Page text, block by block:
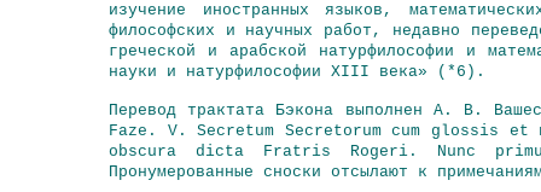
изучение иностранных языков,
философских и научных работ, недавно
греческой и арабской натурфилософии и
науки и натурфилософии XIII века» (*6).
Перевод трактата Бэкона выполнен А. В.
Faze. V. Secretum Secretorum cum glossis
obscura dicta Fratris Rogeri. Nunc
Пронумерованные сноски отсылают к